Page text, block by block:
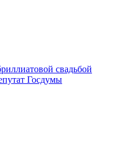
свадьбой
Госдумы